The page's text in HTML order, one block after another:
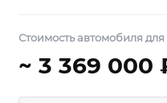
Стоимость автомобиля
~ 3 369 000